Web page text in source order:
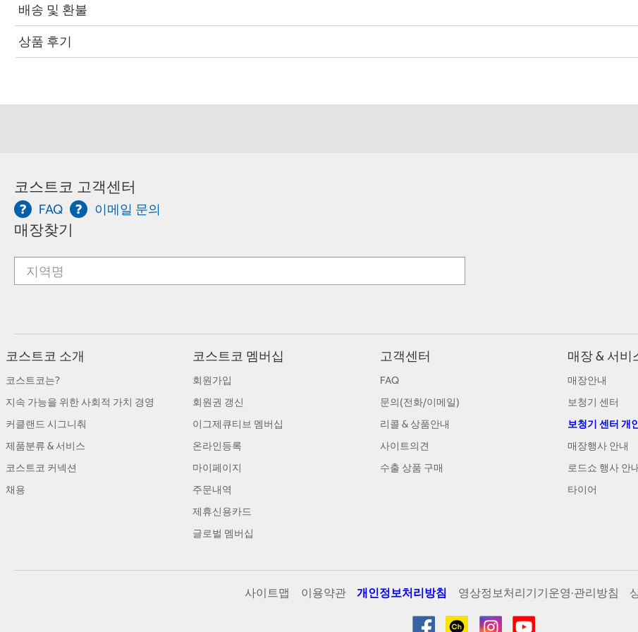
배송 및 환불
상품 후기
코스트코 고객센터
FAQ 이메일 문의
매장찾기
코스트코 소개
코스트코는?
지속 가능을 위한 사회적 가치 경영
커클랜드 시그니춰
제품분류 & 서비스
코스트코 커넥션
채용
코스트코 멤버십
회원가입
회원권 갱신
이그제큐티브 멤버십
온라인등록
마이페이지
주문내역
제휴신용카드
글로벌 멤버십
고객센터
FAQ
문의(전화/이메일)
리콜 & 상품안내
사이트의견
수출 상품 구매
매장 & 서비
매장안내
보청기 센터
보청기 센터 개
매장행사 안내
로드쇼 행사 안
타이어
사이트맵 이용약관 개인정보처리방침 영상정보처리기기운영·관리방침